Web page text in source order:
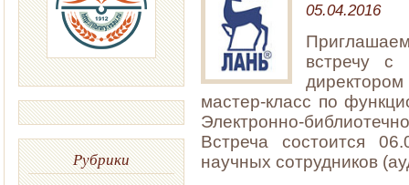
Рубрики
05.04.2016
встречу
мастер-класс по
Электронно-
Встреча состоится
научных сотрудников